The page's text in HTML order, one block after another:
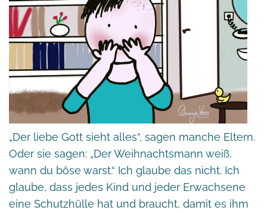
„Der liebe Gott sieht alles“, sagen manche Eltern.
Oder sie sagen: „Der Weihnachtsmann weiß,
wann du böse warst.“ Ich glaube das nicht. Ich
glaube, dass jedes Kind und jeder Erwachsene
eine Schutzhülle hat und braucht, damit es ihm